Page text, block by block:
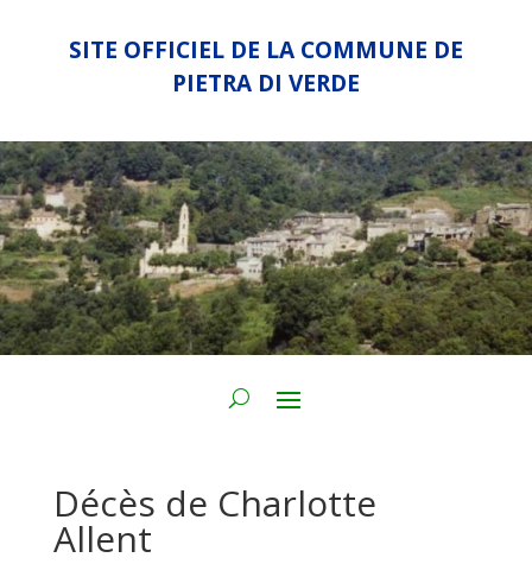
SITE OFFICIEL DE LA COMMUNE DE
PIETRA DI VERDE
Décès de Charlotte
Allent